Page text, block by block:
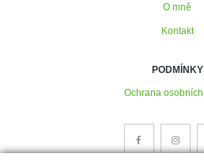
O mně
Kontakt
PODMÍNKY
Ochrana